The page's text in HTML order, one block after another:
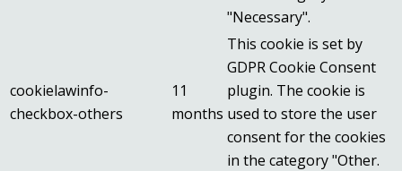
"Necessary".
cookielawinfo-
checkbox-others
11
months
This cookie is set by
GDPR Cookie Consent
plugin. The cookie is
used to store the user
consent for the cookies
in the category "Other.